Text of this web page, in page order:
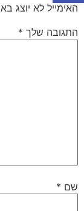
האימייל לא יוצג
התגובה שלך *
שם *